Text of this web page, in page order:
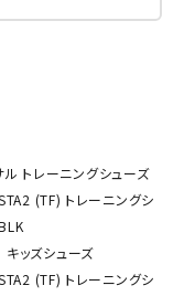
ル トレーニングシューズ
(TF) トレーニングシ
キッズシューズ
(TF) トレーニングシ